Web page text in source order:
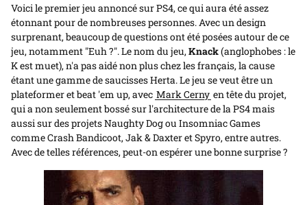
Voici le premier jeu annoncé sur PS4, ce qui aura été assez
étonnant pour de nombreuses personnes. Avec un design
surprenant, beaucoup de questions ont été posées autour de ce
jeu, notamment "‌Euh ?‌". Le nom du jeu, Knack(anglophobes : le
K est muet), n'a pas aidé non plus chez les français, la cause
étant une gamme de saucisses Herta. Le jeu se veut être un
plateformer et beat 'em up, avec Mark Cerny en tête du projet,
qui a non seulement bossé sur l'architecture de la PS4 mais
aussi sur des projets Naughty Dog ou Insomniac Games
comme Crash Bandicoot, Jak & Daxter et Spyro, entre autres.
Avec de telles références, peut-on espérer une bonne surprise ?